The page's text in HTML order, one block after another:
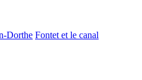
Dorthe Fontet et le canal